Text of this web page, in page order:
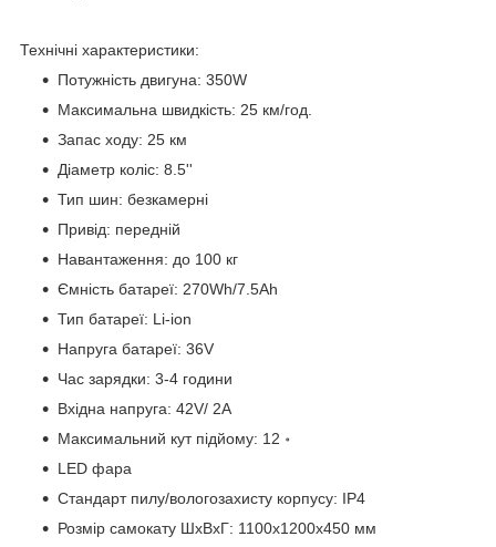
Технічні характеристики:
Потужність двигуна: 350W
Максимальна швидкість: 25 км/год.
Запас ходу: 25 км
Діаметр коліс: 8.5''
Тип шин: безкамерні
Привід: передній
Навантаження: до 100 кг
Ємність батареї: 270Wh/7.5Ah
Тип батареї: Li-ion
Напруга батареї: 36V
Час зарядки: 3-4 години
Вхідна напруга: 42V/ 2А
Максимальний кут підйому: 12 ॰
LED фара
Стандарт пилу/вологозахисту корпусу: IP4
Розмір самокату ШхВхГ: 1100x1200х450 мм